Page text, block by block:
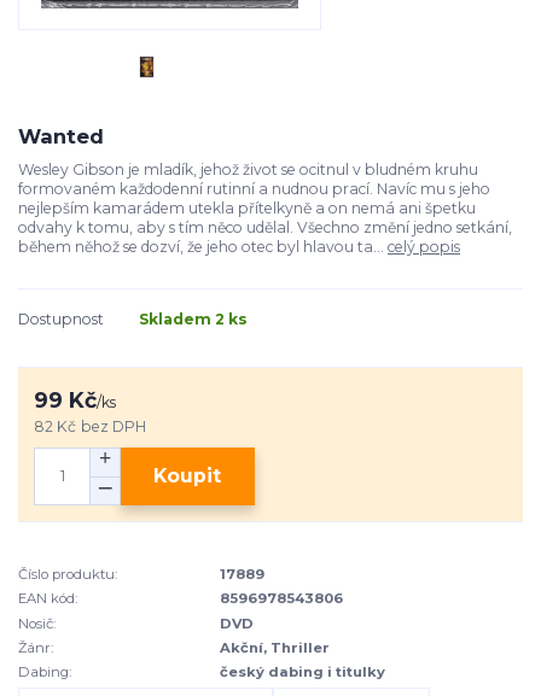
Wanted
Wesley Gibson je mladík, jehož život se ocitnul v bludném kruhu
formovaném každodenní rutinní a nudnou prací. Navíc mu s jeho
nejlepším kamarádem utekla přítelkyně a on nemá ani špetku
odvahy k tomu, aby s tím něco udělal. Všechno změní jedno setkání,
během něhož se dozví, že jeho otec byl hlavou ta... celý popis
Dostupnost Skladem 2 ks
99 Kč/ks
82 Kč bez DPH
Koupit
Číslo produktu:
17889
EAN kód:
8596978543806
Nosič:
DVD
Žánr:
Akční, Thriller
Dabing:
český dabing i titulky